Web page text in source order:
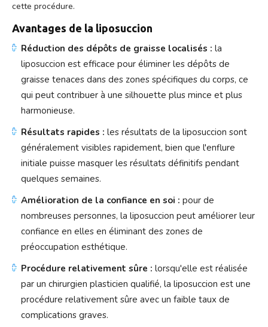
cette procédure.
Avantages de la liposuccion
Réduction des dépôts de graisse localisés : la
liposuccion est efficace pour éliminer les dépôts de
graisse tenaces dans des zones spécifiques du corps, ce
qui peut contribuer à une silhouette plus mince et plus
harmonieuse.
Résultats rapides : les résultats de la liposuccion sont
généralement visibles rapidement, bien que l'enflure
initiale puisse masquer les résultats définitifs pendant
quelques semaines.
Amélioration de la confiance en soi : pour de
nombreuses personnes, la liposuccion peut améliorer leur
confiance en elles en éliminant des zones de
préoccupation esthétique.
Procédure relativement sûre : lorsqu'elle est réalisée
par un chirurgien plasticien qualifié, la liposuccion est une
procédure relativement sûre avec un faible taux de
complications graves.